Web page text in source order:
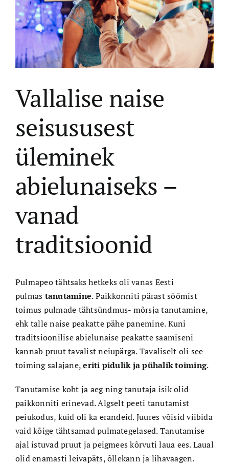
Vallalise naise
seisususest
üleminek
abielunaiseks –
vanad
traditsioonid
Pulmapeo tähtsaks hetkeks oli vanas Eesti
pulmas tanutamine. Paikkonniti pärast söömist
toimus pulmade tähtsündmus- mõrsja tanutamine,
ehk talle naise peakatte pähe panemine. Kuni
traditsioonilise abielunaise peakatte saamiseni
kannab pruut tavalist neiupärga. Tavaliselt oli see
toiming salajane,eriti pidulik ja pühalik toiming.
Tanutamise koht ja aeg ning tanutaja isik olid
paikkonniti erinevad. Algselt peeti tanutamist
peiukodus, kuid oli ka erandeid. Juures võisid viibida
vaid kõige tähtsamad pulmategelased. Tanutamise
ajal istuvad pruut ja peigmees kõrvuti laua ees. Laual
olid enamasti leivapäts, õllekann ja lihavaagen.